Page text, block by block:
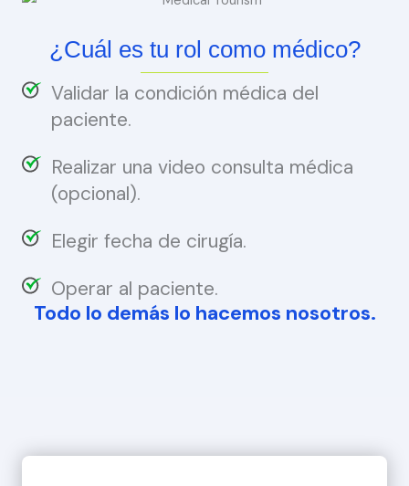
¿Cuál es tu rol como médico?
Validar la condición médica del
paciente.
Realizar una video consulta médica
(opcional).
Elegir fecha de cirugía.
Operar al paciente.
Todo lo demás lo hacemos nosotros.